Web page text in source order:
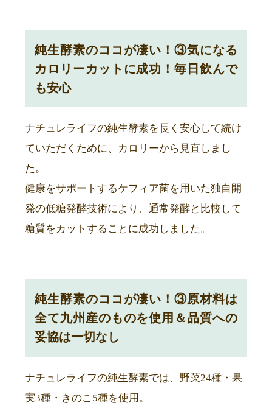
純生酵素のココが凄い！③気になる
カロリーカットに成功！毎日飲んで
も安心
ナチュレライフの純生酵素を長く安心して続け
ていただくために、カロリーから見直しまし
た。
健康をサポートするケフィア菌を用いた独自開
発の低糖発酵技術により、通常発酵と比較して
糖質をカットすることに成功しました。
純生酵素のココが凄い！③原材料は
全て九州産のものを使用＆品質への
妥協は一切なし
ナチュレライフの純生酵素では、野菜24種・果
実3種・きのこ5種を使用。